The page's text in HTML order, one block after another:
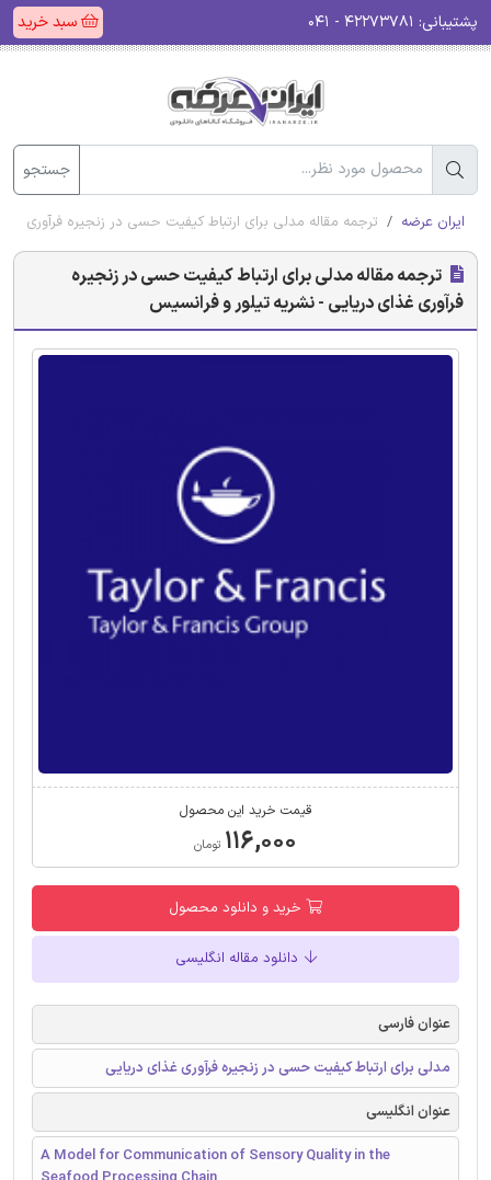
پشتیبانی: سبد خرید
جستجو
ایران عرضه ترجمه مقاله مدلی برای ارتباط کیفیت حسی در زنجیره فرآوری
ترجمه مقاله مدلی برای ارتباط کیفیت حسی در زنجیره
فرآوری غذای دریایی - نشریه تیلور و فرانسیس
قیمت خرید این محصول
۱۱۶,۰۰۰ تومان
خرید و دانلود محصول
دانلود مقاله انگلیسی
عنوان فارسی
مدلی برای ارتباط کیفیت حسی در زنجیره فرآوری غذای دریایی
عنوان انگلیسی
A Model for Communication of Sensory Quality in the